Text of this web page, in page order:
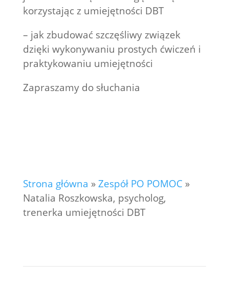
korzystając z umiejętności DBT
– jak zbudować szczęśliwy związek
dzięki wykonywaniu prostych ćwiczeń i
praktykowaniu umiejętności
Zapraszamy do słuchania
Strona główna »Zespół PO POMOC »
Natalia Roszkowska, psycholog,
trenerka umiejętności DBT